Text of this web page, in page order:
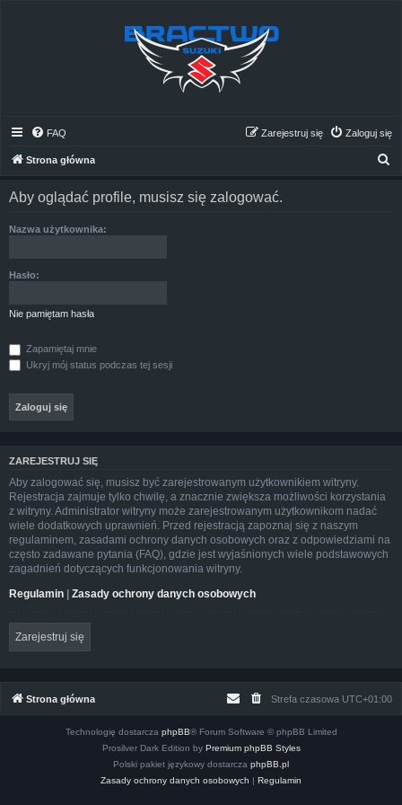
FAQ Zaloguj się
Zarejestruj się
Strona główna
Aby oglądać profile, musisz się zalogować.
Nazwa użytkownika:
Hasło:
Nie pamiętam hasła
Zapamiętaj mnie
Ukryj mój status podczas tej sesji
ZAREJESTRUJ SIĘ
Aby zalogować się, musisz być zarejestrowanym użytkownikiem witryny.
Rejestracja zajmuje tylko chwilę, a znacznie zwiększa możliwości korzystania
z witryny. Administrator witryny może zarejestrowanym użytkownikom nadać
wiele dodatkowych uprawnień. Przed rejestracją zapoznaj się z naszym
regulaminem, zasadami ochrony danych osobowych oraz z odpowiedziami na
często zadawane pytania (FAQ), gdzie jest wyjaśnionych wiele podstawowych
zagadnień dotyczących funkcjonowania witryny.
Regulamin | Zasady ochrony danych osobowych
Zarejestruj się
Strona główna Strefa czasowa UTC+01:00
Technologię dostarcza phpBB® Forum Software © phpBB Limited
Prosilver Dark Edition by Premium phpBB Styles
Polski pakiet językowy dostarcza phpBB.pl
Zasady ochrony danych osobowych | Regulamin